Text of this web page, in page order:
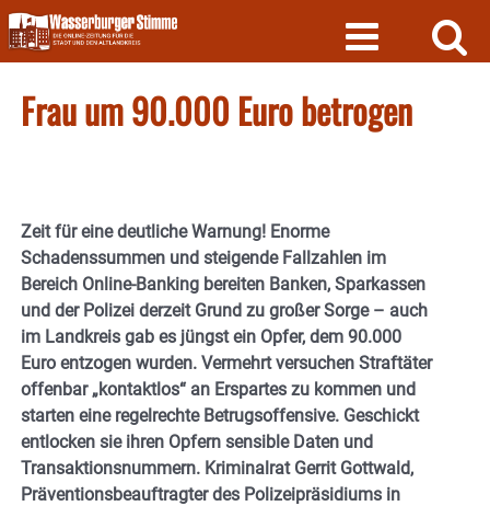
Skip
to
content
Frau um 90.000 Euro betrogen
Zeit für eine deutliche Warnung! Enorme
Schadenssummen und steigende Fallzahlen im
Bereich Online-Banking bereiten Banken, Sparkassen
und der Polizei derzeit Grund zu großer Sorge – auch
im Landkreis gab es jüngst ein Opfer, dem 90.000
Euro entzogen wurden. Vermehrt versuchen Straftäter
offenbar „kontaktlos“ an Erspartes zu kommen und
starten eine regelrechte Betrugsoffensive. Geschickt
entlocken sie ihren Opfern sensible Daten und
Transaktionsnummern. Kriminalrat Gerrit Gottwald,
Präventionsbeauftragter des Polizeipräsidiums in